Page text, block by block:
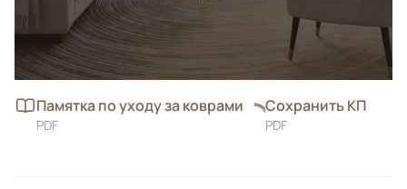
Памятка по уходу за коврами
PDF
Сохранить КП
PDF